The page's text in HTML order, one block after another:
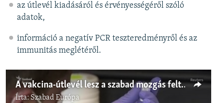
az útlevél kiadásáról és érvényességéről szóló
adatok,
információ a negatív PCR teszteredményről és az
immunitás meglétéről.
A vakcina-útlevél lesz a szabad mozgás feltétele?
Írta: Szabad Európa